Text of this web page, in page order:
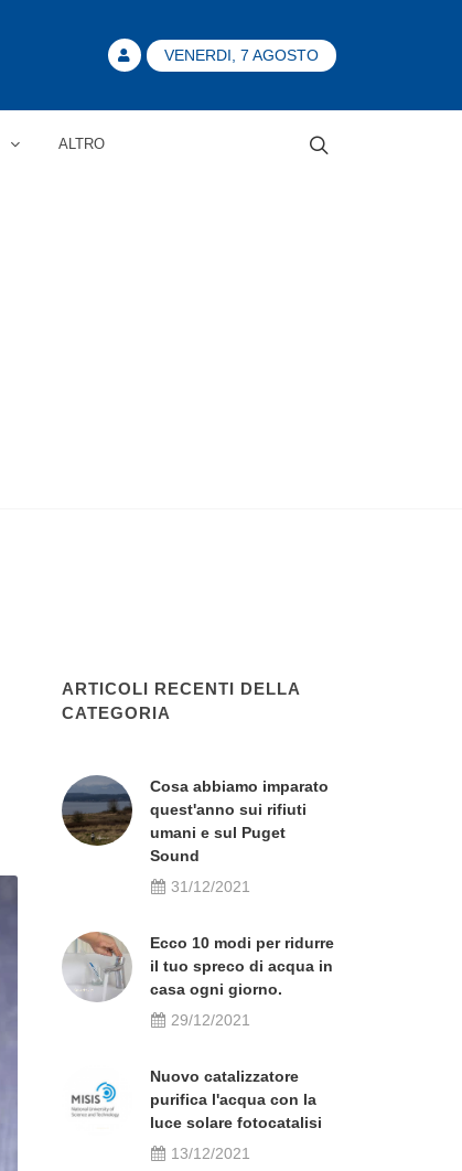
VENERDI, 7 AGOSTO
ALTRO
ARTICOLI RECENTI DELLA
CATEGORIA
Cosa abbiamo imparato
quest'anno sui rifiuti
umani e sul Puget
Sound
31/12/2021
Ecco 10 modi per ridurre
il tuo spreco di acqua in
casa ogni giorno.
29/12/2021
Nuovo catalizzatore
purifica l'acqua con la
luce solare fotocatalisi
13/12/2021